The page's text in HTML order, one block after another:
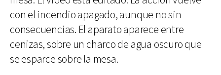
con el incendio apagado, aunque no sin
consecuencias. El aparato aparece entre
cenizas, sobre un charco de agua oscuro que
se esparce sobre la mesa.